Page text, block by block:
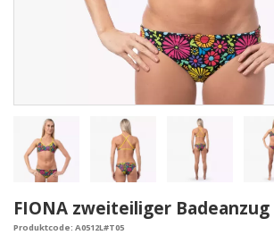
FIONA zweiteiliger
Produktcode: A0512L#T05